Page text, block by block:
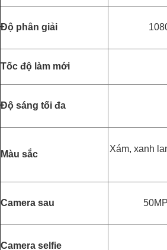
Độ phân giải
Tốc độ làm mới
Độ sáng tối đa
Màu sắc
Xám, xanh
Camera sau
Camera selfie